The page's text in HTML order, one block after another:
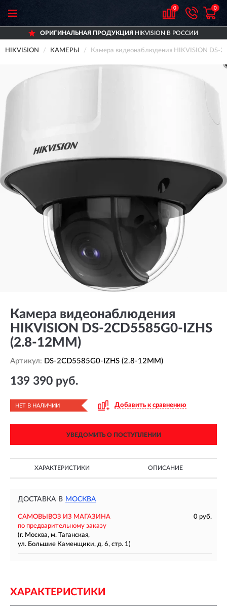
0 0
ОРИГИНАЛЬНАЯ ПРОДУКЦИЯ HIKVISION В РОССИИ
HIKVISION КАМЕРЫ Камера видеонаблюдения HIKVISION DS-
Камера видеонаблюдения
HIKVISION DS-2CD5585G0-IZHS
(2.8-12MM)
Артикул: DS-2CD5585G0-IZHS (2.8-12MM)
139 390 руб.
НЕТ В НАЛИЧИИ Добавить к сравнению
УВЕДОМИТЬ О ПОСТУПЛЕНИИ
ХАРАКТЕРИСТИКИ ОПИСАНИЕ
ДОСТАВКА В МОСКВА
САМОВЫВОЗ ИЗ МАГАЗИНА
0 руб.
по предварительному заказу
(г. Москва, м. Таганская,
ул. Большие Каменщики, д. 6, стр. 1)
ХАРАКТЕРИСТИКИ